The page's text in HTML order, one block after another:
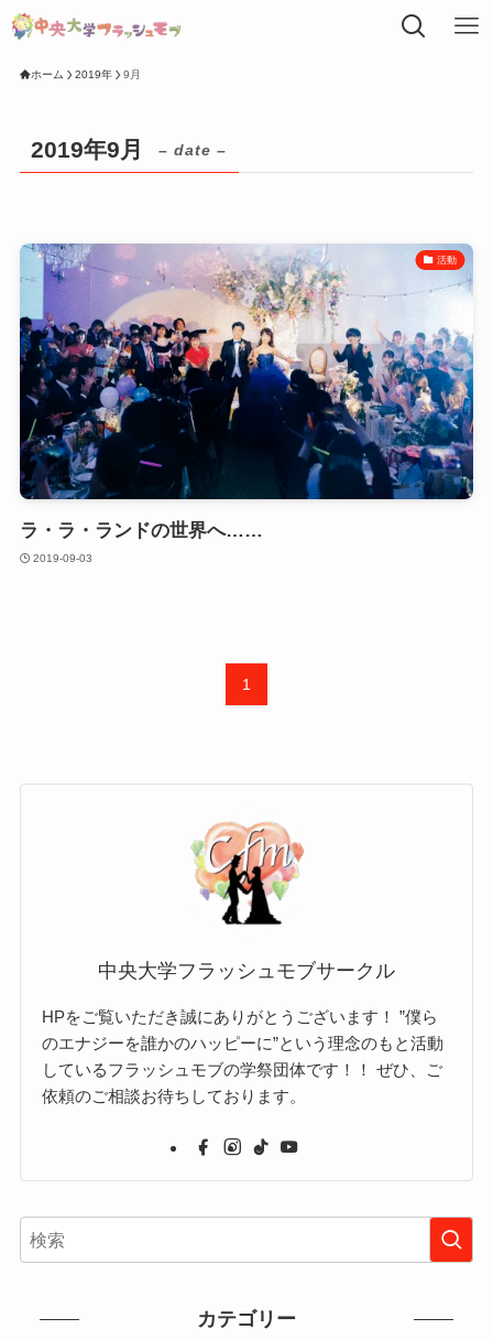
ホーム 2019年 9月
2019年9月 – date –
活動
ラ・ラ・ランドの世界へ……
2019-09-03
1
中央大学フラッシュモブサークル
HPをご覧いただき誠にありがとうございます！ ”僕ら
のエナジーを誰かのハッピーに”という理念のもと活動
しているフラッシュモブの学祭団体です！！ ぜひ、ご
依頼のご相談お待ちしております。
カテゴリー